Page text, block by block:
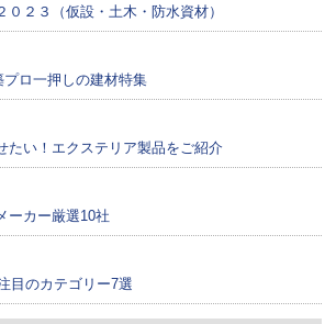
０２３（仮設・土木・防水資材）
プロ一押しの建材特集
たい！エクステリア製品をご紹介
カー厳選10社
目のカテゴリー7選